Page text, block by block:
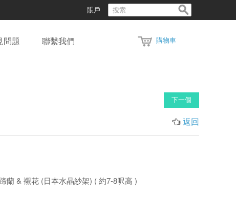
賬戶
購物車
問題 聯繫我們
下一個
返回
蘭 & 襯花 (日本水晶紗架) ( 約7-8呎高 )